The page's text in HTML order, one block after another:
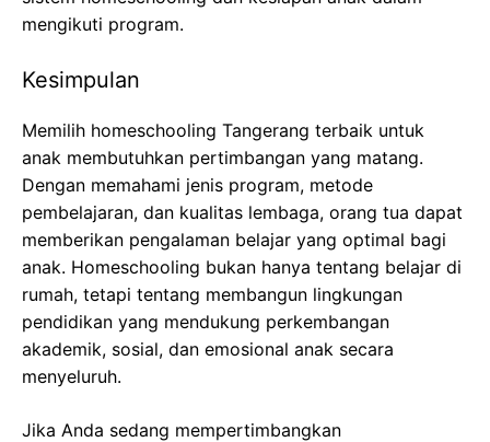
mengikuti program.
Kesimpulan
Memilih homeschooling Tangerang terbaik untuk
anak membutuhkan pertimbangan yang matang.
Dengan memahami jenis program, metode
pembelajaran, dan kualitas lembaga, orang tua dapat
memberikan pengalaman belajar yang optimal bagi
anak. Homeschooling bukan hanya tentang belajar di
rumah, tetapi tentang membangun lingkungan
pendidikan yang mendukung perkembangan
akademik, sosial, dan emosional anak secara
menyeluruh.
Jika Anda sedang mempertimbangkan